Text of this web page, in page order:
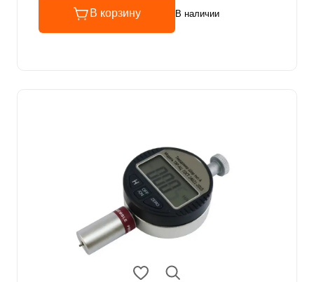
В корзину В наличии